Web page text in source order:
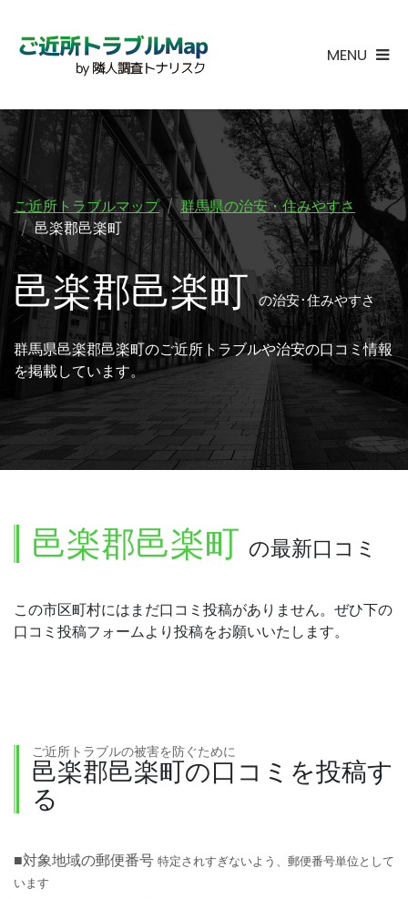
MENU
ご近所トラブルマップ
群馬県の治安・住みやすさ
邑楽郡邑楽町
邑楽郡邑楽町の治安･住みやすさ
群馬県邑楽郡邑楽町のご近所トラブルや治安の口コミ情報
を掲載しています。
邑楽郡邑楽町 の最新口コミ
この市区町村にはまだ口コミ投稿がありません。ぜひ下の
口コミ投稿フォームより投稿をお願いいたします。
ご近所トラブルの被害を防ぐために
邑楽郡邑楽町の口コミを投稿す
る
■対象地域の郵便番号 特定されすぎないよう、郵便番号単位として
います